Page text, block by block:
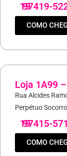
19
97419-
COMO
Loja 1A99
Rua Alcides
Perpétuo
19
97415-
COMO